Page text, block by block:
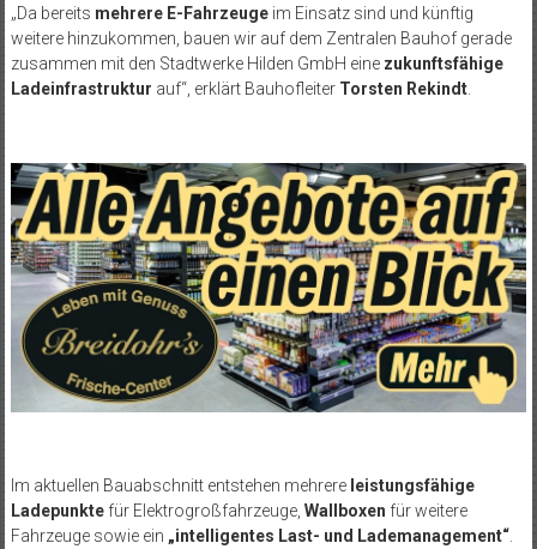
„Da bereits mehrere E-Fahrzeugeim Einsatz sind und künftig
weitere hinzukommen, bauen wir auf dem Zentralen Bauhof gerade
zusammen mit den Stadtwerke Hilden GmbH eine zukunftsfähige
Ladeinfrastruktur auf“, erklärt Bauhofleiter Torsten Rekindt.
Im aktuellen Bauabschnitt entstehen mehrere leistungsfähige
Ladepunktefür Elektrogroßfahrzeuge, Wallboxen für weitere
Fahrzeuge sowie ein „intelligentes Last- und Lademanagement“.